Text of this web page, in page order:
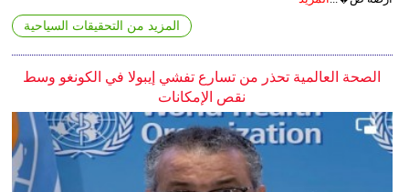
المزيد من التحقيقات السياحية
الصحة العالمية تحذر من تسارع تفشي إيبولا في الكونغو وسط
نقص الإمكانات